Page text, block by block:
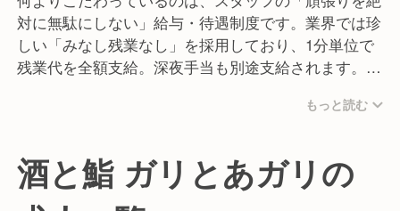
対に無駄にしない」給与・待遇制度です。業界では珍
しい「みなし残業なし」を採用しており、1分単位で
残業代を全額支給。深夜手当も別途支給されます。
稼いでほしい」という考えのもと、変形労働時間制を
イベートを優先したい時期は月6〜8日の休みをしっか
り確保するなど、シフトの柔軟性は抜群です。
もっと読む
酒と鮨 ガリとあガリの